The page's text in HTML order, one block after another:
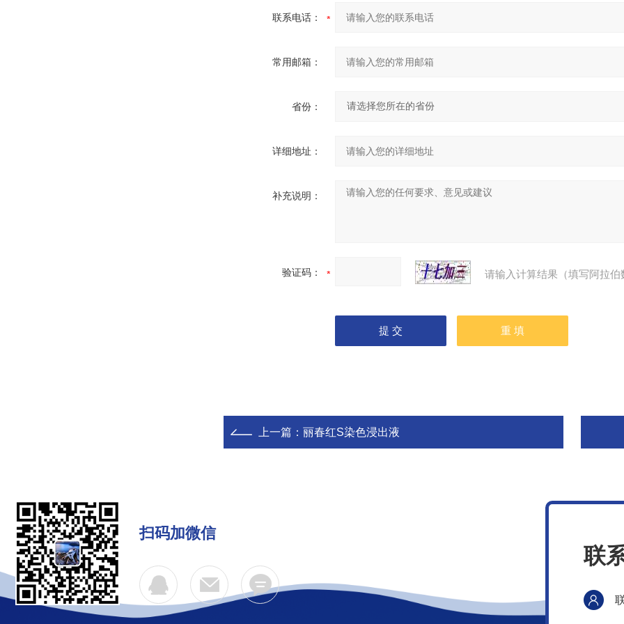
联系电话：
常用邮箱：
省份：
详细地址：
补充说明：
验证码： 请输入计算结果（填写阿拉
上一篇： 丽春红S染色浸出液
扫码加微信
联